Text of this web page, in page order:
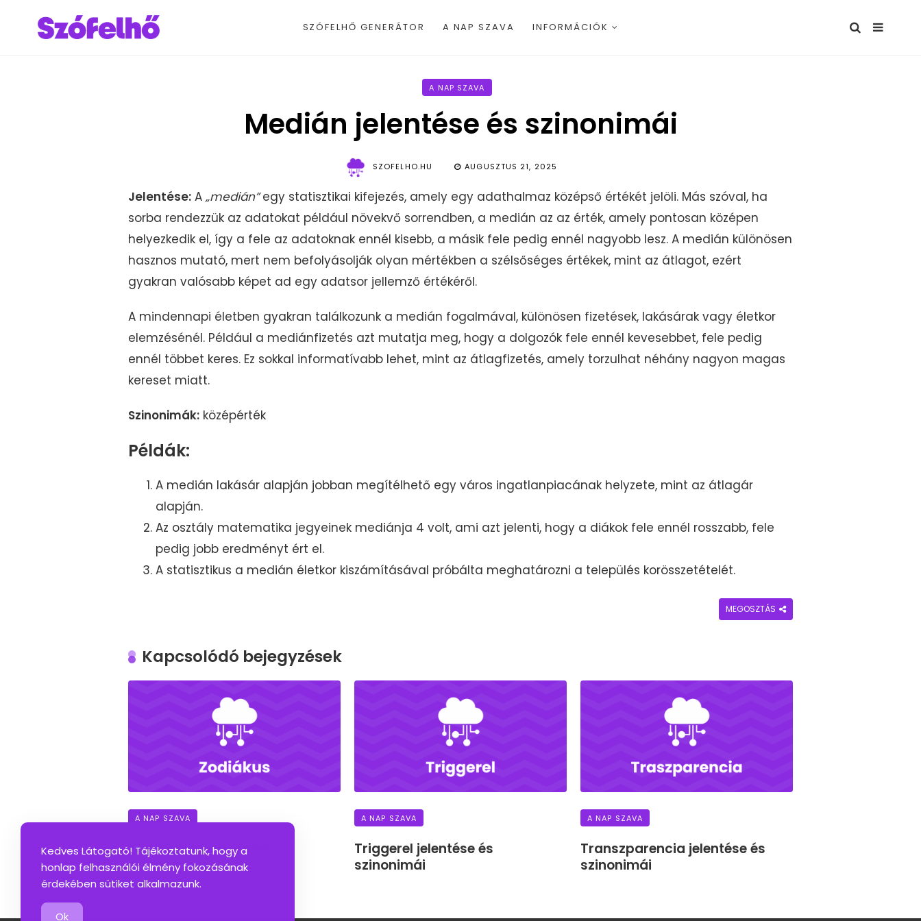
SZÓFELHŐ GENERÁTOR A NAP SZAVA INFORMÁCIÓK
A NAP SZAVA
Medián jelentése és szinonimái
SZOFELHO.HU AUGUSZTUS 21, 2025
Jelentése: A „medián”egy statisztikai kifejezés, amely egy adathalmaz középső értékét jelöli. Más szóval, ha
sorba rendezzük az adatokat például növekvő sorrendben, a medián az az érték, amely pontosan középen
helyezkedik el, így a fele az adatoknak ennél kisebb, a másik fele pedig ennél nagyobb lesz. A medián különösen
hasznos mutató, mert nem befolyásolják olyan mértékben a szélsőséges értékek, mint az átlagot, ezért
gyakran valósabb képet ad egy adatsor jellemző értékéről.
A mindennapi életben gyakran találkozunk a medián fogalmával, különösen fizetések, lakásárak vagy életkor
elemzésénél. Például a mediánfizetés azt mutatja meg, hogy a dolgozók fele ennél kevesebbet, fele pedig
ennél többet keres. Ez sokkal informatívabb lehet, mint az átlagfizetés, amely torzulhat néhány nagyon magas
kereset miatt.
Szinonimák: középérték
Példák:
A medián lakásár alapján jobban megítélhető egy város ingatlanpiacának helyzete, mint az átlagár
alapján.
Az osztály matematika jegyeinek mediánja 4 volt, ami azt jelenti, hogy a diákok fele ennél rosszabb, fele
pedig jobb eredményt ért el.
A statisztikus a medián életkor kiszámításával próbálta meghatározni a település korösszetételét.
MEGOSZTÁS
Kapcsolódó bejegyzések
A NAP SZAVA
Zodiákus jelentése és
szinonimái
A NAP SZAVA
Triggerel jelentése és
szinonimái
A NAP SZAVA
Transzparencia jelentése és
szinonimái
Kedves Látogató! Tájékoztatunk, hogy a
honlap felhasználói élmény fokozásának
érdekében sütiket alkalmazunk.
Ok